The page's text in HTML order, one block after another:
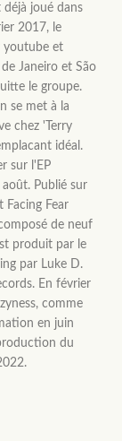
déjà joué dans
2017, le
youtube et
Janeiro et São
le groupe.
se met à la
chez 'Terry
idéal.
sur l'EP
Publié sur
Facing Fear
de neuf
produit par le
par Luke D.
En février
comme
en juin
du